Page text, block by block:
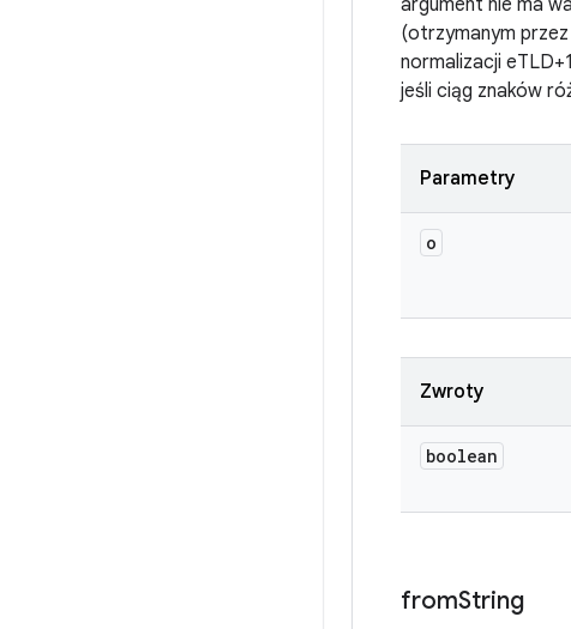
argument nie ma
(otrzymanym
normalizacji
jeśli ciąg znaków
Parametry
o
Zwroty
boolean
fromString